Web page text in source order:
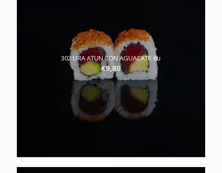
302.URA ATUN CON AGUACATE 8u
€9,80